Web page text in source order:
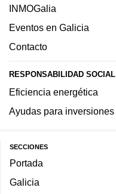
INMOGalia
Eventos en Galicia
Contacto
RESPONSABILIDAD SOCIAL
Eficiencia energética
Ayudas para inversiones
SECCIONES
Portada
Galicia